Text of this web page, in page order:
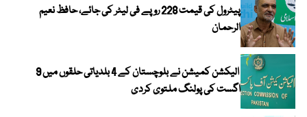
پیٹرول کی قیمت 228 روپے فی لیٹر کی جائے، حافظ نعیم
الرحمان
الیکشن کمیشن نے بلوچستان کے 4 بلدیاتی حلقوں میں 9
اگست کی پولنگ ملتوی کردی